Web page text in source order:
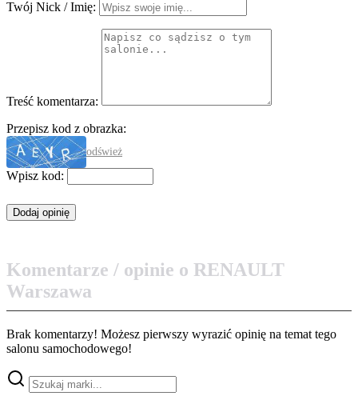
Twój Nick / Imię:
Treść komentarza:
Przepisz kod z obrazka:
odśwież
Wpisz kod:
Komentarze / opinie o RENAULT
Warszawa
Brak komentarzy! Możesz pierwszy wyrazić opinię na temat tego
salonu samochodowego!